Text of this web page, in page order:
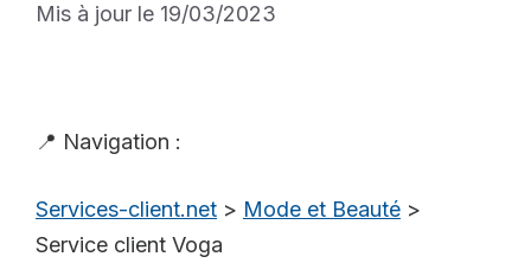
Mis à jour le 19/03/2023
📍 Navigation :
Services-client.net > Mode et Beauté >
Service client Voga